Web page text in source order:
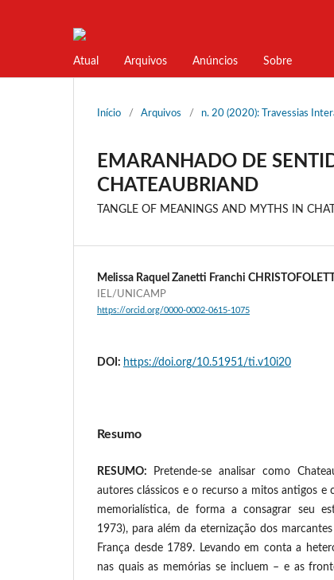
Atual Arquivos Anúncios Sobre
Início / Arquivos / n. 20 (2020): Travessias
EMARANHADO DE
CHATEAUBRIAND
TANGLE OF MEANINGS AND MYTHS IN
Melissa Raquel Zanetti Franchi
IEL/UNICAMP
https://orcid.org/0000-0002-0615-1075
DOI: https://doi.org/10.51951/ti.v10i20
Resumo
RESUMO:
Pretende-se analisar como
autores clássicos e o recurso a mitos antigos e
memorialística, de forma a consagrar seu
1973), para além da eternização dos
França desde 1789. Levando em conta a
nas quais as memórias se incluem – e as